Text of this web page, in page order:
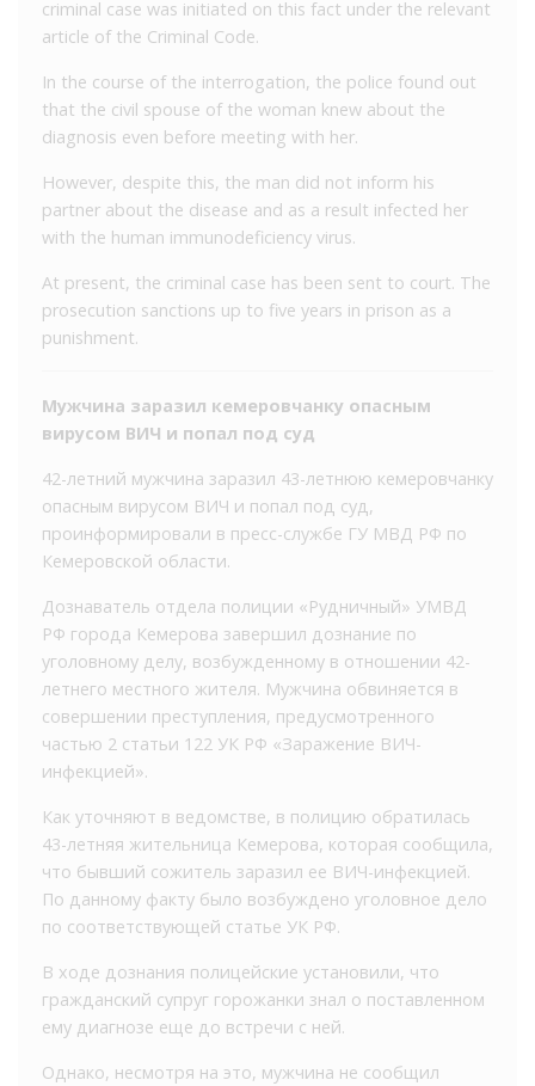
criminal case was initiated on this fact under the relevant
article of the Criminal Code.
In the course of the interrogation, the police found out
that the civil spouse of the woman knew about the
diagnosis even before meeting with her.
However, despite this, the man did not inform his
partner about the disease and as a result infected her
with the human immunodeficiency virus.
At present, the criminal case has been sent to court. The
prosecution sanctions up to five years in prison as a
punishment.
Мужчина заразил кемеровчанку опасным
вирусом ВИЧ и попал под суд
42-летний мужчина заразил 43-летнюю кемеровчанку
опасным вирусом ВИЧ и попал под суд,
проинформировали в пресс-службе ГУ МВД РФ по
Кемеровской области.
Дознаватель отдела полиции «Рудничный» УМВД
РФ города Кемерова завершил дознание по
уголовному делу, возбужденному в отношении 42-
летнего местного жителя. Мужчина обвиняется в
совершении преступления, предусмотренного
частью 2 статьи 122 УК РФ «Заражение ВИЧ-
инфекцией».
Как уточняют в ведомстве, в полицию обратилась
43-летняя жительница Кемерова, которая сообщила,
что бывший сожитель заразил ее ВИЧ-инфекцией.
По данному факту было возбуждено уголовное дело
по соответствующей статье УК РФ.
В ходе дознания полицейские установили, что
гражданский супруг горожанки знал о поставленном
ему диагнозе еще до встречи с ней.
Однако, несмотря на это, мужчина не сообщил